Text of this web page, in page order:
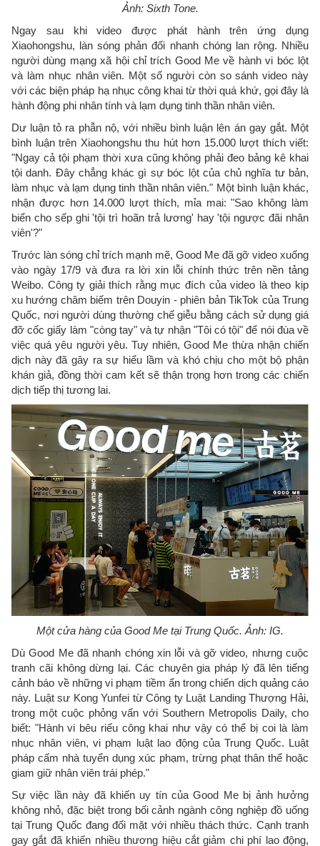
Ảnh: Sixth Tone.
Ngay sau khi video được phát hành trên ứng dụng
Xiaohongshu, làn sóng phản đối nhanh chóng lan rộng. Nhiều
người dùng mạng xã hội chỉ trích Good Me về hành vi bóc lột
và làm nhục nhân viên. Một số người còn so sánh video này
với các biện pháp hạ nhục công khai từ thời quá khứ, gọi đây là
hành động phi nhân tính và lạm dụng tinh thần nhân viên.
Dư luận tỏ ra phẫn nộ, với nhiều bình luận lên án gay gắt. Một
bình luận trên Xiaohongshu thu hút hơn 15.000 lượt thích viết:
"Ngay cả tội phạm thời xưa cũng không phải đeo bảng kê khai
tội danh. Đây chẳng khác gì sự bóc lột của chủ nghĩa tư bản,
làm nhục và lạm dụng tinh thần nhân viên." Một bình luận khác,
nhận được hơn 14.000 lượt thích, mỉa mai: "Sao không làm
biển cho sếp ghi 'tội trì hoãn trả lương' hay 'tội ngược đãi nhân
viên'?"
Trước làn sóng chỉ trích mạnh mẽ, Good Me đã gỡ video xuống
vào ngày 17/9 và đưa ra lời xin lỗi chính thức trên nền tảng
Weibo. Công ty giải thích rằng mục đích của video là theo kịp
xu hướng châm biếm trên Douyin - phiên bản TikTok của Trung
Quốc, nơi người dùng thường chế giễu bằng cách sử dụng giá
đỡ cốc giấy làm "còng tay" và tự nhận "Tôi có tội" để nói đùa về
việc quá yêu người yêu. Tuy nhiên, Good Me thừa nhận chiến
dịch này đã gây ra sự hiểu lầm và khó chịu cho một bộ phận
khán giả, đồng thời cam kết sẽ thận trọng hơn trong các chiến
dịch tiếp thị tương lai.
Một cửa hàng của Good Me tại Trung Quốc. Ảnh: IG.
Dù Good Me đã nhanh chóng xin lỗi và gỡ video, nhưng cuộc
tranh cãi không dừng lại. Các chuyên gia pháp lý đã lên tiếng
cảnh báo về những vi phạm tiềm ẩn trong chiến dịch quảng cáo
này. Luật sư Kong Yunfei từ Công ty Luật Landing Thượng Hải,
trong một cuộc phỏng vấn với Southern Metropolis Daily, cho
biết: "Hành vi bêu riếu công khai như vậy có thể bị coi là làm
nhục nhân viên, vi phạm luật lao động của Trung Quốc. Luật
pháp cấm nhà tuyển dụng xúc phạm, trừng phạt thân thể hoặc
giam giữ nhân viên trái phép."
Sự việc lần này đã khiến uy tín của Good Me bị ảnh hưởng
không nhỏ, đặc biệt trong bối cảnh ngành công nghiệp đồ uống
tại Trung Quốc đang đối mặt với nhiều thách thức. Cạnh tranh
gay gắt đã khiến nhiều thương hiệu cắt giảm chi phí lao động,